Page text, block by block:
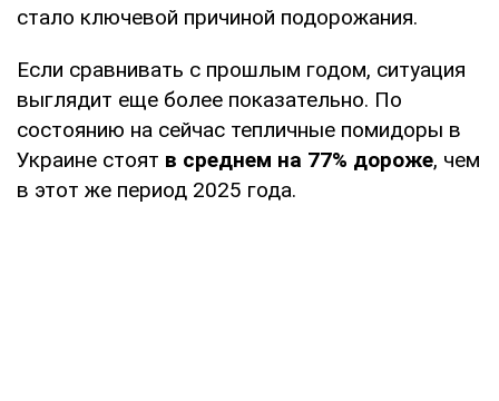
стало ключевой причиной подорожания.
Если сравнивать с прошлым годом, ситуация
выглядит еще более показательно. По
состоянию на сейчас тепличные помидоры в
Украине стоят в среднем на 77% дороже, чем
в этот же период 2025 года.